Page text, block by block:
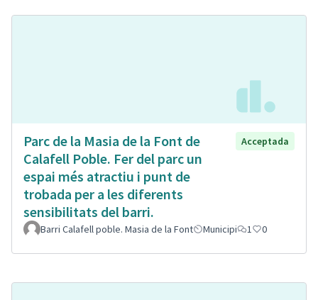
Parc de la Masia de la Font de
Calafell Poble. Fer del parc un
espai més atractiu i punt de
trobada per a les diferents
sensibilitats del barri.
Acceptada
Barri Calafell poble. Masia de la Font Municipi 1 0